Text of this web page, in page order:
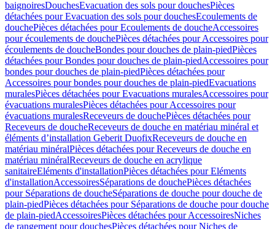
baignoiresDouchesEvacuation des sols pour douchesPièces
détachées pour Evacuation des sols pour douchesEcoulements de
douchePièces détachées pour Ecoulements de doucheAccessoires
pour écoulements de douchePièces détachées pour Accessoires pour
écoulements de doucheBondes pour douches de plain-piedPièces
détachées pour Bondes pour douches de plain-piedAccessoires pour
bondes pour douches de plain-piedPièces détachées pour
Accessoires pour bondes pour douches de plain-piedEvacuations
muralesPièces détachées pour Evacuations muralesAccessoires pour
évacuations muralesPièces détachées pour Accessoires pour
évacuations muralesReceveurs de douchePièces détachées pour
Receveurs de doucheReceveurs de douche en matériau minéral et
éléments d’installation Geberit DuofixReceveurs de douche en
matériau minéralPièces détachées pour Receveurs de douche en
matériau minéralReceveurs de douche en acrylique
sanitaireEléments d'installationPièces détachées pour Eléments
d'installationAccessoiresSéparations de douchePièces détachées
pour Séparations de doucheSéparations de douche pour douche de
plain-piedPièces détachées pour Séparations de douche pour douche
de plain-piedAccessoiresPièces détachées pour AccessoiresNiches
de rangement pour douchesPièces détachées pour Niches de